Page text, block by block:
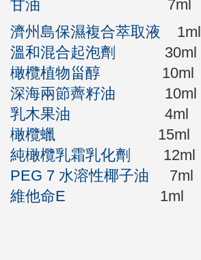
甘油 7ml
濟州島保濕複合萃取液 1ml
溫和混合起泡劑
30ml
橄欖植物甾醇 10ml
深海兩節薺籽油
10ml
乳木果油
4ml
橄欖蠟
15ml
純橄欖乳霜乳化劑
12ml
PEG 7 水溶性椰子油 7ml
維他命E
1ml